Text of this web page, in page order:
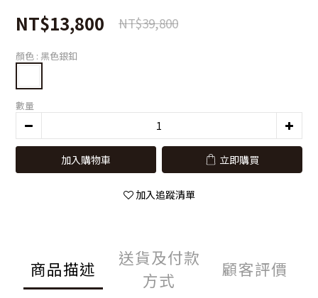
NT$13,800 NT$39,800
顏色 : 黑色銀釦
數量
加入購物車 立即購買
加入追蹤清單
商品描述
送貨及付款
方式
顧客評價